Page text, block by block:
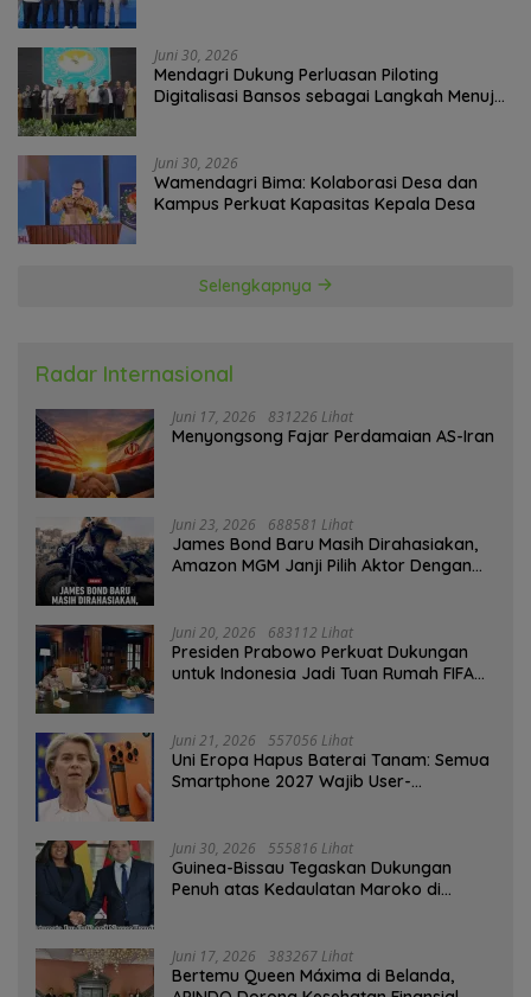
Juni 30, 2026
Mendagri Dukung Perluasan Piloting
Digitalisasi Bansos sebagai Langkah Menuju
Juni 30, 2026
Wamendagri Bima: Kolaborasi Desa dan
Kampus Perkuat Kapasitas Kepala Desa
Selengkapnya
Radar Internasional
Juni 17, 2026 831226 Lihat
Menyongsong Fajar Perdamaian AS-Iran
Juni 23, 2026 688581 Lihat
James Bond Baru Masih Dirahasiakan,
Amazon MGM Janji Pilih Aktor Dengan
Juni 20, 2026 683112 Lihat
Presiden Prabowo Perkuat Dukungan
untuk Indonesia Jadi Tuan Rumah FIFA
Juni 21, 2026 557056 Lihat
Uni Eropa Hapus Baterai Tanam: Semua
Smartphone 2027 Wajib User-
Juni 30, 2026 555816 Lihat
Guinea-Bissau Tegaskan Dukungan
Penuh atas Kedaulatan Maroko di
Juni 17, 2026 383267 Lihat
Bertemu Queen Máxima di Belanda,